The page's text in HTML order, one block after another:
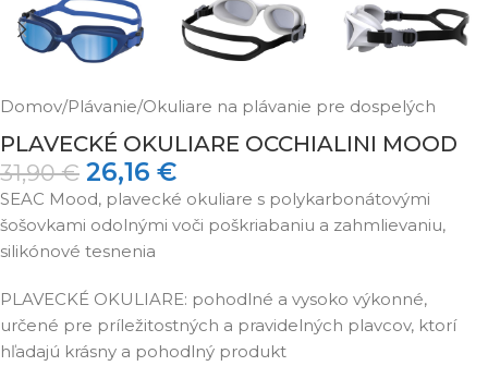
Domov/Plávanie/Okuliare na plávanie pre dospelých
PLAVECKÉ OKULIARE OCCHIALINI MOOD
31,90€ 26,16 €
SEAC Mood, plavecké okuliare s polykarbonátovými
šošovkami odolnými voči poškriabaniu a zahmlievaniu,
silikónové tesnenia
PLAVECKÉ OKULIARE: pohodlné a vysoko výkonné,
určené pre príležitostných a pravidelných plavcov, ktorí
hľadajú krásny a pohodlný produkt